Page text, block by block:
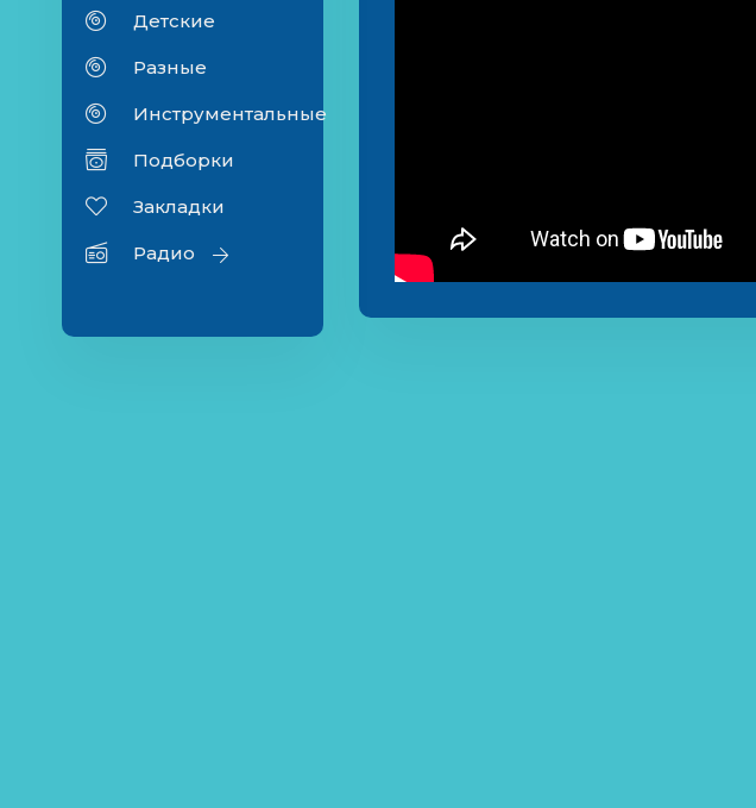
Детские
Разные
Инструментальные
Подборки
Закладки
Радио